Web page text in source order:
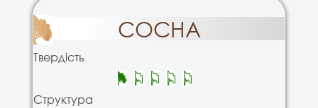
СОСНА
Твердість
Структура